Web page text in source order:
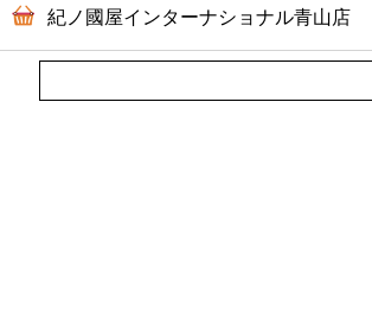
紀ノ國屋インターナショナル青山店